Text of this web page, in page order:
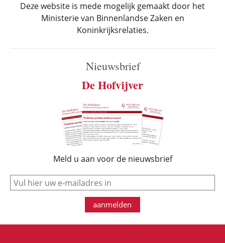
Deze website is mede mogelijk gemaakt door het
Ministerie van Binnenlandse Zaken en
Koninkrijksrelaties.
Nieuwsbrief
De Hofvijver
Meld u aan voor de nieuwsbrief
e-mail
aanmelden